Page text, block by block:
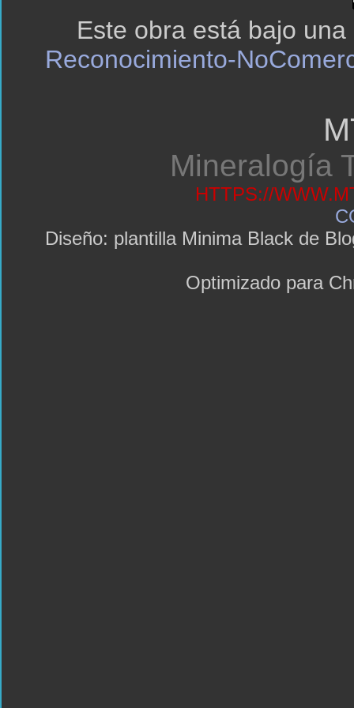
Este obra está bajo una
Reconocimiento-
Mineralogía
HTTPS://
Diseño: plantilla Minima Black de
Optimizado para